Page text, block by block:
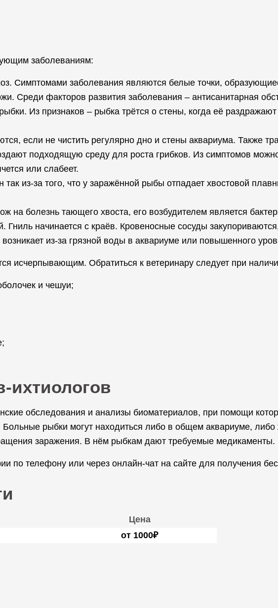
заболеваниям:
Симптомами заболевания являются белые точки,
Среди факторов развития заболевания – антисанитарная
Из признаков – рыбка трётся о стены, когда её
если не чистить регулярно дно и стены аквариума. Также
подходящую среду для роста грибков. Из симптомов
или слабеет.
из-за того, что у заражённой рыбы отпадает хвостовой
на болезнь тающего хвоста, его возбудителем является
Гниль начинается с краёв. Кровеносные сосуды
из-за грязной воды в аквариуме или повышенного
исчерпывающим. Обратиться к ветеринару следует при
и чешуи;
ихтиологов
обследования и анализы биоматериалов, при помощи
рыбки могут находиться либо в общем аквариуме, либо
заражения. В нём рыбкам дают требуемые медикаменты.
по телефону или через онлайн-чат на сайте для получения
Цена
от 1000₽